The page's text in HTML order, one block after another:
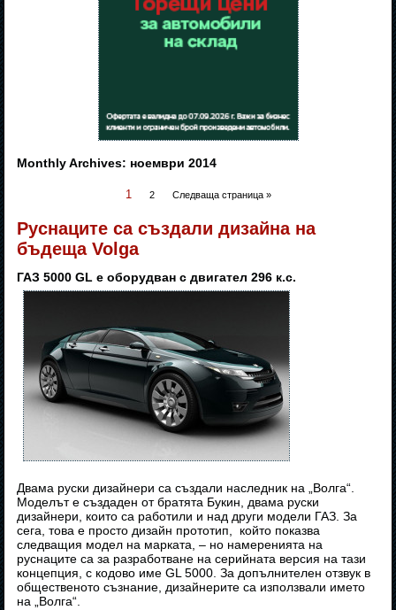
Monthly Archives: ноември 2014
1 2 Следваща страница »
Руснаците са създали дизайна на
бъдеща Volga
ГАЗ 5000 GL е оборудван с двигател 296 к.с.
Двама руски дизайнери са създали наследник на „Волга“.
Моделът е създаден от братята Букин, двама руски
дизайнери, които са работили и над други модели ГАЗ. За
сега, това е просто дизайн прототип, който показва
следващия модел на марката, – но намеренията на
руснаците са за разработване на серийната версия на тази
концепция, с кодово име GL 5000. За допълнителен отзвук в
общественото съзнание, дизайнерите са използвали името
на „Волга“.